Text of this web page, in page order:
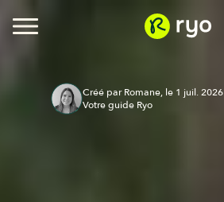
Créé par Romane, le 1 juil. 2026
Votre guide Ryo